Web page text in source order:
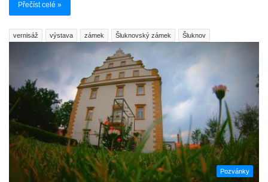
Přečíst celé »
vernisáž výstava zámek Šluknovský zámek Šluknov
Pozvánky